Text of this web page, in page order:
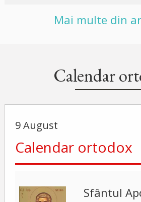
Mai multe din
Calendar
9 August
Calendar ortodox
Sfântul